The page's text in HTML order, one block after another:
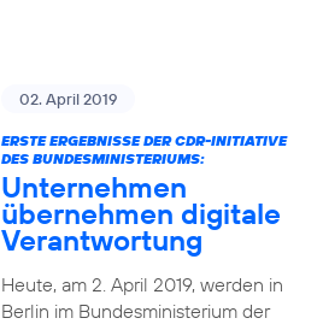
02. April 2019
ERSTE ERGEBNISSE DER CDR-INITIATIVE
DES BUNDESMINISTERIUMS:
Unternehmen
übernehmen digitale
Verantwortung
Heute, am 2. April 2019, werden in
Berlin im Bundesministerium der